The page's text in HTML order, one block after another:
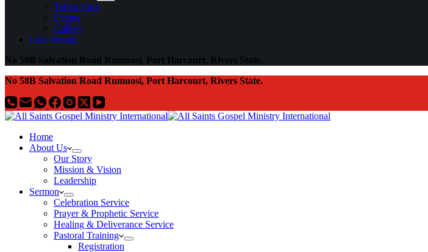
Talent Hunt
Events
Gallery
Live Stream
No 58B Salvation Road Rumuosi, Port Harcourt, Rivers State.
No 58B Salvation Road Rumuosi, Port Harcourt, Rivers State.
Home
About Us
Our Story
Mission & Vision
Leadership
Sermon
Celebration Service
Prayer & Prophetic Service
Healing & Deliverance Service
Pastoral Training
Registration